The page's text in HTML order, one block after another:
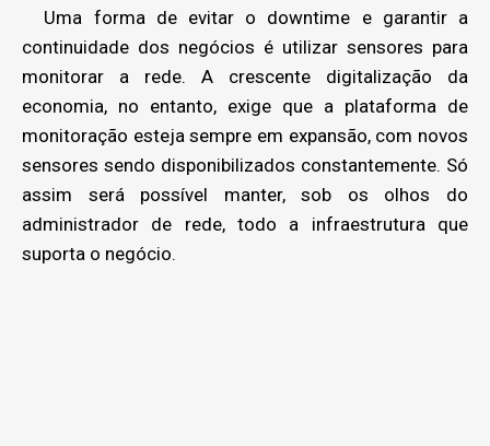
Uma forma de evitar o downtime e garantir a
continuidade dos negócios é utilizar sensores para
monitorar a rede. A crescente digitalização da
economia, no entanto, exige que a plataforma de
monitoração esteja sempre em expansão, com novos
sensores sendo disponibilizados constantemente. Só
assim será possível manter, sob os olhos do
administrador de rede, todo a infraestrutura que
suporta o negócio.